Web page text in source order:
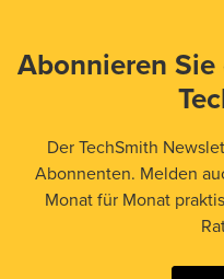
Abonnieren
Der TechSmith
Abonnenten. Melden
Monat für Monat